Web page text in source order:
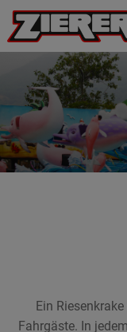
Ein
Fahrgäste. In